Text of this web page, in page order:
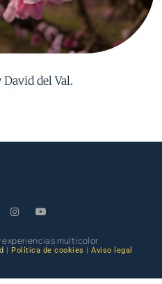
del Val.
experiencias multicolor
Política de cookies |Aviso legal